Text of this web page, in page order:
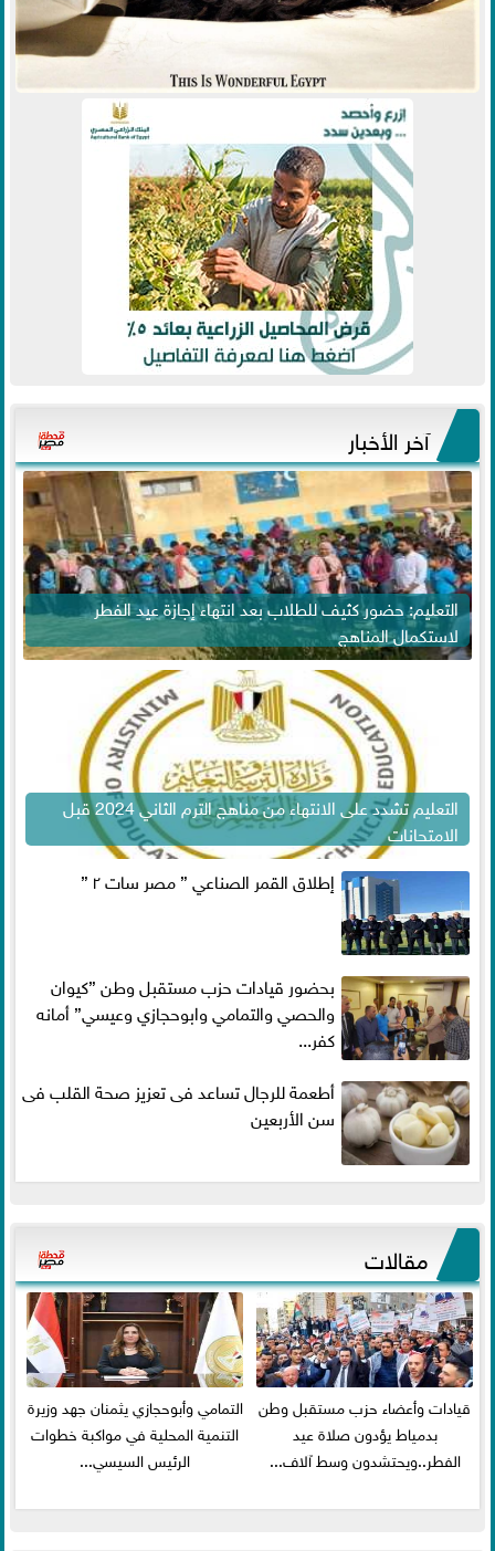
آخر الأخبار
التعليم: حضور كثيف للطلاب بعد انتهاء إجازة عيد الفطر
لاستكمال المناهج
التعليم تشدد على الانتهاء من مناهج الترم الثاني 2024 قبل
الامتحانات
إطلاق القمر الصناعي ” مصر سات ٢ ”
بحضور قيادات حزب مستقبل وطن ”كيوان
والحصي والتمامي وابوحجازي وعيسي” أمانه
كفر...
أطعمة للرجال تساعد فى تعزيز صحة القلب فى
سن الأربعين
مقالات
قيادات وأعضاء حزب مستقبل وطن
بدمياط يؤدون صلاة عيد
الفطر..ويحتشدون وسط آلاف...
التمامي وأبوحجازي يثمنان جهد وزيرة
التنمية المحلية في مواكبة خطوات
الرئيس السيسي...